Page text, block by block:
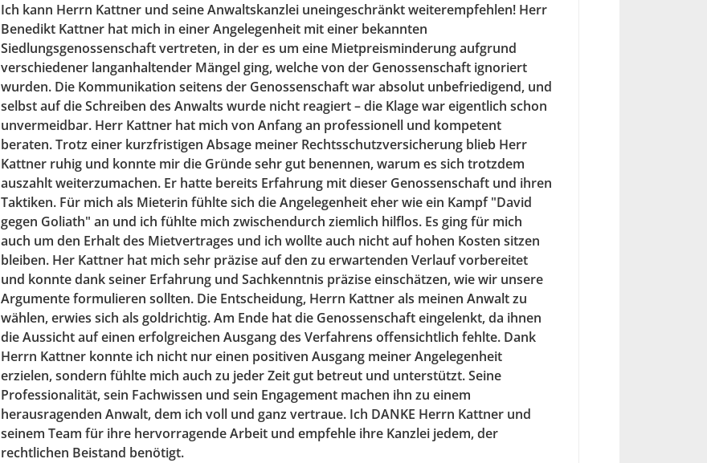
Ich kann Herrn Kattner und seine Anwaltskanzlei uneingeschränkt weiterempfehlen! Herr
Benedikt Kattner hat mich in einer Angelegenheit mit einer bekannten
Siedlungsgenossenschaft vertreten, in der es um eine Mietpreisminderung aufgrund
verschiedener langanhaltender Mängel ging, welche von der Genossenschaft ignoriert
wurden. Die Kommunikation seitens der Genossenschaft war absolut unbefriedigend, und
selbst auf die Schreiben des Anwalts wurde nicht reagiert – die Klage war eigentlich schon
unvermeidbar. Herr Kattner hat mich von Anfang an professionell und kompetent
beraten. Trotz einer kurzfristigen Absage meiner Rechtsschutzversicherung blieb Herr
Kattner ruhig und konnte mir die Gründe sehr gut benennen, warum es sich trotzdem
auszahlt weiterzumachen. Er hatte bereits Erfahrung mit dieser Genossenschaft und ihren
Taktiken. Für mich als Mieterin fühlte sich die Angelegenheit eher wie ein Kampf "David
gegen Goliath" an und ich fühlte mich zwischendurch ziemlich hilflos. Es ging für mich
auch um den Erhalt des Mietvertrages und ich wollte auch nicht auf hohen Kosten sitzen
bleiben. Her Kattner hat mich sehr präzise auf den zu erwartenden Verlauf vorbereitet
und konnte dank seiner Erfahrung und Sachkenntnis präzise einschätzen, wie wir unsere
Argumente formulieren sollten. Die Entscheidung, Herrn Kattner als meinen Anwalt zu
wählen, erwies sich als goldrichtig. Am Ende hat die Genossenschaft eingelenkt, da ihnen
die Aussicht auf einen erfolgreichen Ausgang des Verfahrens offensichtlich fehlte. Dank
Herrn Kattner konnte ich nicht nur einen positiven Ausgang meiner Angelegenheit
erzielen, sondern fühlte mich auch zu jeder Zeit gut betreut und unterstützt. Seine
Professionalität, sein Fachwissen und sein Engagement machen ihn zu einem
herausragenden Anwalt, dem ich voll und ganz vertraue. Ich DANKE Herrn Kattner und
seinem Team für ihre hervorragende Arbeit und empfehle ihre Kanzlei jedem, der
rechtlichen Beistand benötigt.